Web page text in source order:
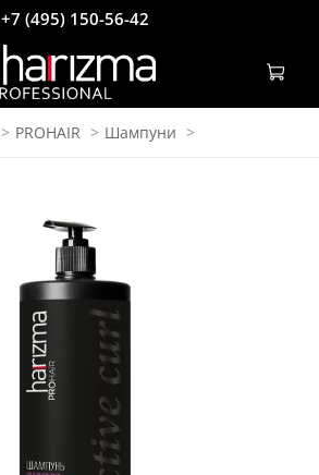
+7 (495) 150-56-42
PROHAIR Шампуни